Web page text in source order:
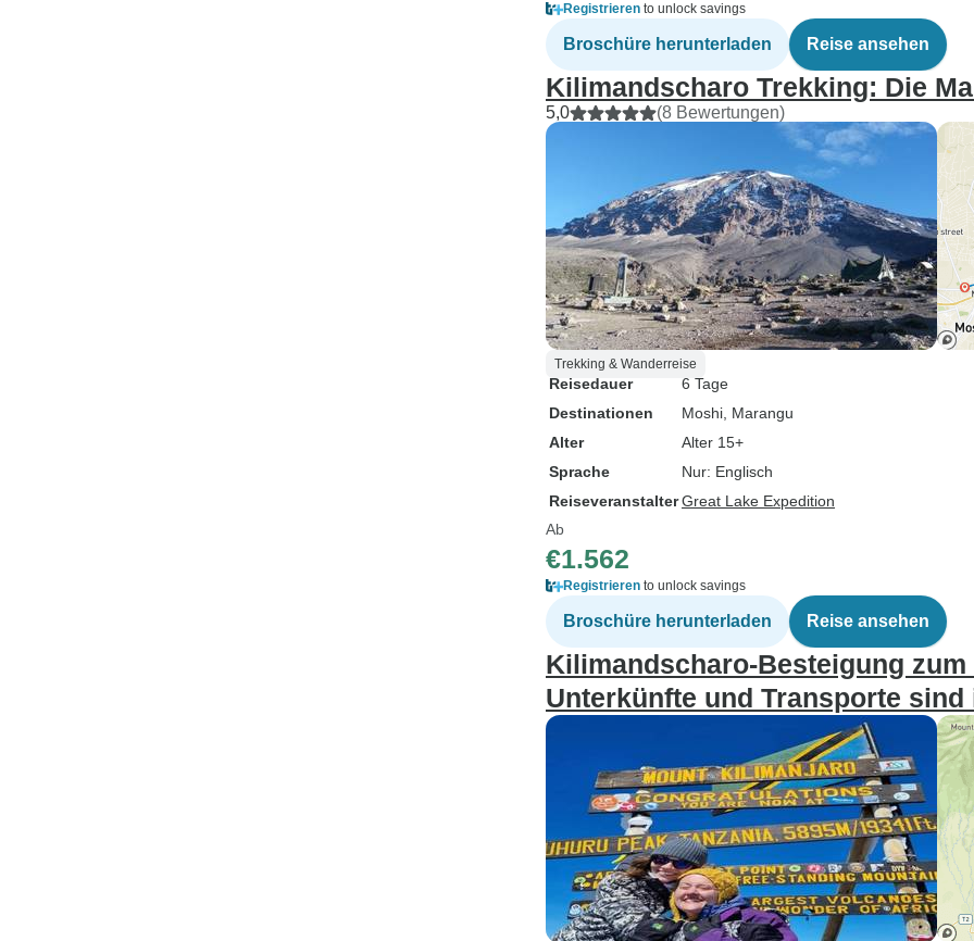
Registrieren to unlock savings
Broschüre herunterladen Reise ansehen
Kilimandscharo Trekking: Die
5,0 (8 Bewertungen)
Trekking & Wanderreise
Reisedauer
6 Tage
Destinationen
Moshi , Marangu
Alter
Alter 15+
Sprache
Nur: Englisch
ReiseveranstalterGreat Lake Expedition
Ab
€1.562
Registrieren to unlock savings
Broschüre herunterladen Reise ansehen
Kilimandscharo-Besteigung
Unterkünfte und Transporte